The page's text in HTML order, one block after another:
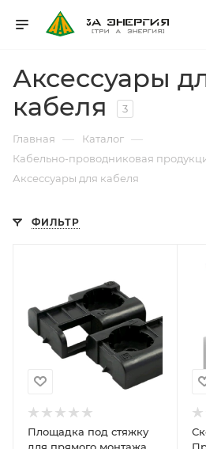
Аксессуары
кабеля
3
Главная — Каталог —
Кабельно-проводниковая
Аксессуары для кабеля
ФИЛЬТР
Площадка под стяжку
для прямого монтажа